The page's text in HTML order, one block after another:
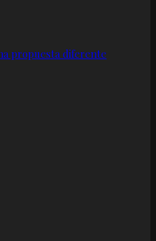
propuesta diferente